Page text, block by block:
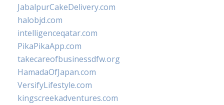
JabalpurCakeDelivery.com
halobjd.com
intelligenceqatar.com
PikaPikaApp.com
takecareofbusinessdfw.org
HamadaOfJapan.com
VersifyLifestyle.com
kingscreekadventures.com